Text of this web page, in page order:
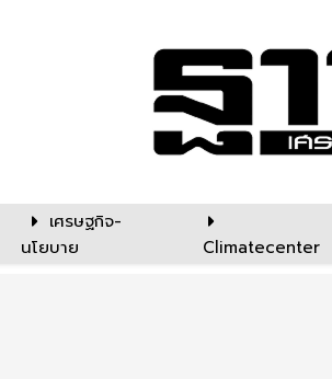
เศรษฐกิจ-
นโยบาย
Climatecenter